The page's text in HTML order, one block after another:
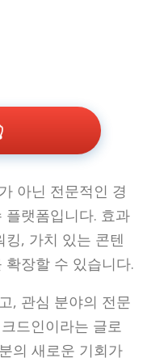
아닌 전문적인 경
플랫폼입니다. 효과
, 가치 있는 콘텐
장할 수 있습니다.
, 관심 분야의 전문
드인이라는 글로
의 새로운 기회가